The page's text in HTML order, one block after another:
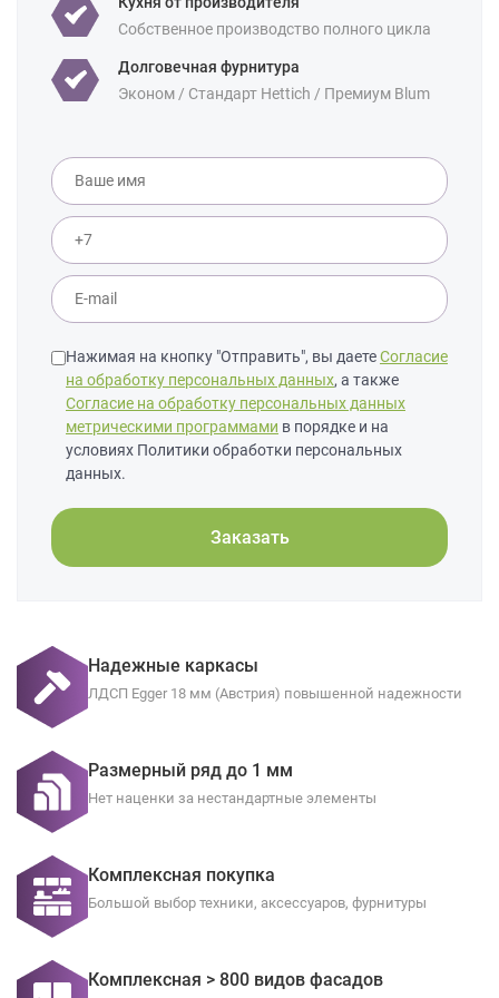
Собственное производство полного цикла
Долговечная фурнитура
Эконом / Стандарт Hettich / Премиум Blum
Нажимая на кнопку "Отправить", вы даетеСогласие
на обработку персональных данных, а также
Согласие на обработку персональных данных
метрическими программами в порядке и на
условиях Политики обработки персональных
данных.
Заказать
Надежные каркасы
ЛДСП Egger 18 мм (Австрия) повышенной надежности
Размерный ряд до 1 мм
Нет наценки за нестандартные элементы
Комплексная покупка
Большой выбор техники, аксессуаров, фурнитуры
Комплексная > 800 видов фасадов